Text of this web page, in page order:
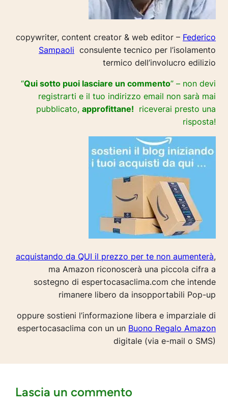
copywriter, content creator & web editor – Federico
Sampaoli consulente tecnico per l’isolamento
termico dell’involucro edilizio
“Qui sotto puoi lasciare un commento” – non devi
registrarti e il tuo indirizzo email non sarà mai
pubblicato, approfittane! riceverai presto una
risposta!
acquistando da QUI il prezzo per te non aumenterà,
ma Amazon riconoscerà una piccola cifra a
sostegno di espertocasaclima.com che intende
rimanere libero da insopportabili Pop-up
oppure sostieni l’informazione libera e imparziale di
espertocasaclima con un un Buono Regalo Amazon
digitale (via e-mail o SMS)
Lascia un commento